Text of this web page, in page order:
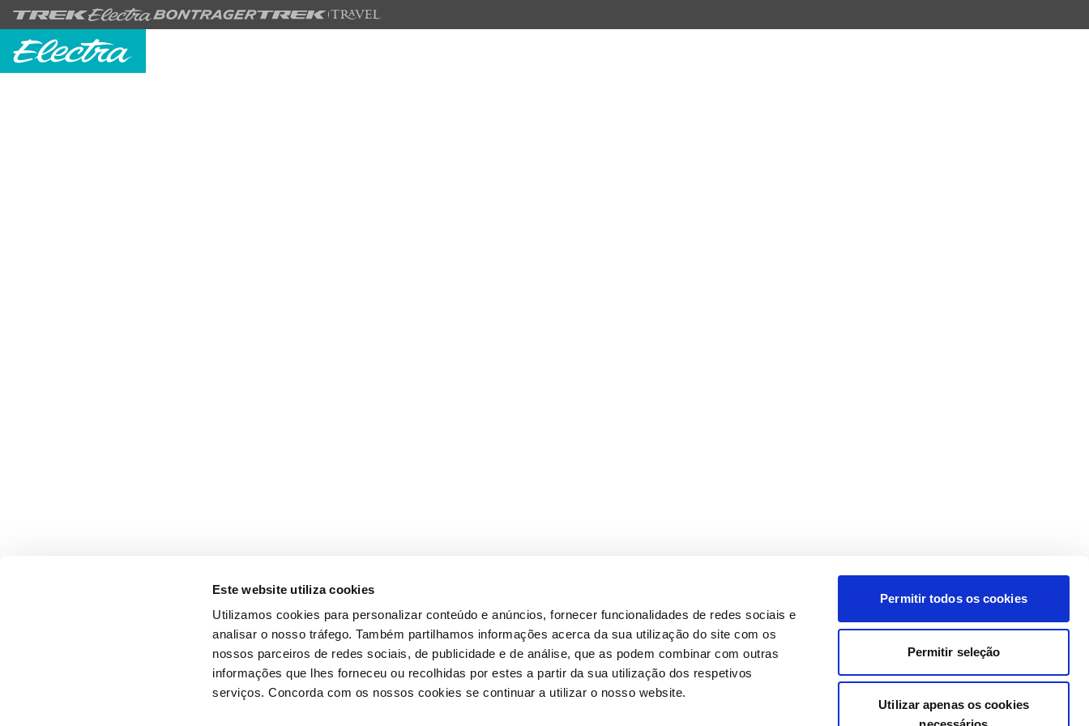
Este website utiliza cookies
Utilizamos cookies para personalizar conteúdo e anúncios, fornecer funcionalidades de redes sociais e
analisar o nosso tráfego. Também partilhamos informações acerca da sua utilização do site com os
nossos parceiros de redes sociais, de publicidade e de análise, que as podem combinar com outras
informações que lhes forneceu ou recolhidas por estes a partir da sua utilização dos respetivos
serviços. Concorda com os nossos cookies se continuar a utilizar o nosso website.
Permitir todos os cookies
Permitir seleção
Utilizar apenas os cookies